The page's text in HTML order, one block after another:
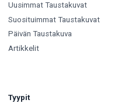
Uusimmat Taustakuvat
Suosituimmat Taustakuvat
Päivän Taustakuva
Artikkelit
Tyypit